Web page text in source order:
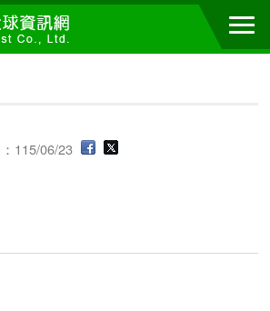
115/06/23